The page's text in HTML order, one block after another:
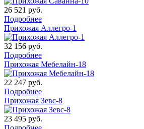
26 521 руб.
Подробнее
Прихожая Аллегро-1
32 156 руб.
Подробнее
Прихожая Мебелайн-18
22 247 руб.
Подробнее
Прихожая Зевс-8
23 495 руб.